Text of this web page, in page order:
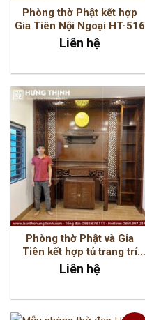
Phòng thờ Phật kết hợp
Gia Tiên Nội Ngoại HT-516
Liên hệ
Phòng thờ Phật và Gia
Tiên kết hợp tủ trang trí
HT-3001
Liên hệ